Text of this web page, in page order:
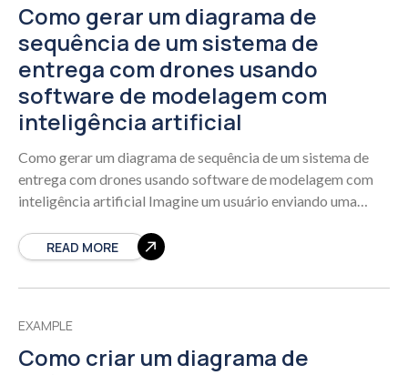
Como gerar um diagrama de
sequência de um sistema de
entrega com drones usando
software de modelagem com
inteligência artificial
Como gerar um diagrama de sequência de um sistema de
entrega com drones usando software de modelagem com
inteligência artificial Imagine um usuário enviando uma
READ MORE
EXAMPLE
Como criar um diagrama de